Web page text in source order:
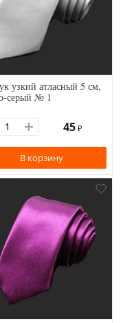
узкий атласный 5 см,
серый № 1
45 ₽
В корзину